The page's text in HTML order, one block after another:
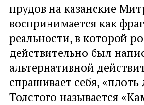
прудов на казанские
воспринимается как
реальности, в которой
действительно был
альтернативной
спрашивает себя,
Толстого называется